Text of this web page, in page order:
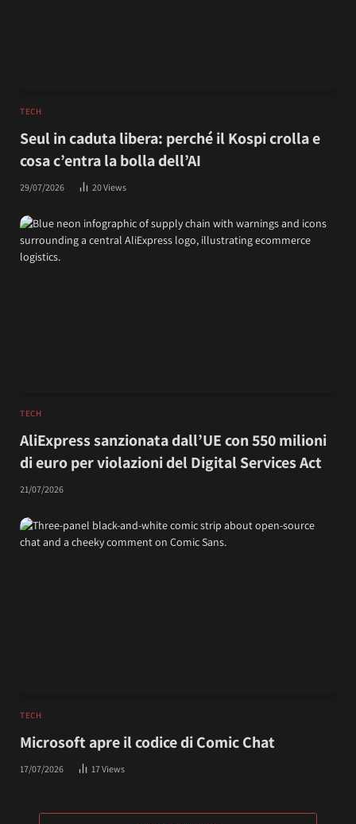
TECH
Seul in caduta libera: perché il Kospi crolla e
cosa c’entra la bolla dell’AI
29/07/2026 20Views
TECH
AliExpress sanzionata dall’UE con 550 milioni
di euro per violazioni del Digital Services Act
21/07/2026
TECH
Microsoft apre il codice di Comic Chat
17/07/2026 17Views